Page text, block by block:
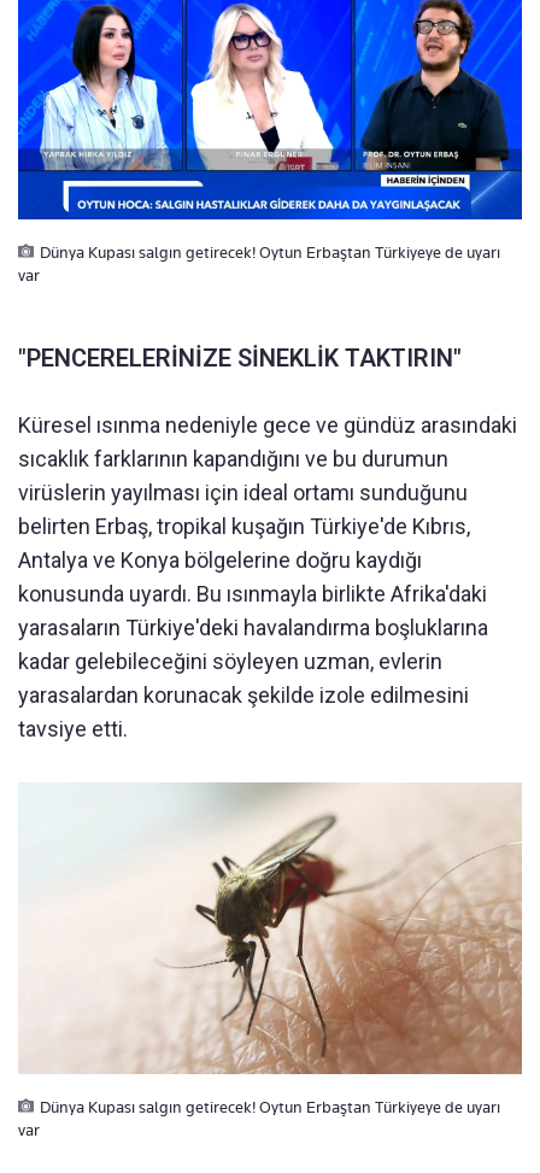
Dünya Kupası salgın getirecek! Oytun Erbaştan Türkiyeye de uyarı
var
"PENCERELERİNİZE SİNEKLİK TAKTIRIN"
Küresel ısınma nedeniyle gece ve gündüz arasındaki
sıcaklık farklarının kapandığını ve bu durumun
virüslerin yayılması için ideal ortamı sunduğunu
belirten Erbaş, tropikal kuşağın Türkiye'de Kıbrıs,
Antalya ve Konya bölgelerine doğru kaydığı
konusunda uyardı. Bu ısınmayla birlikte Afrika'daki
yarasaların Türkiye'deki havalandırma boşluklarına
kadar gelebileceğini söyleyen uzman, evlerin
yarasalardan korunacak şekilde izole edilmesini
tavsiye etti.
Dünya Kupası salgın getirecek! Oytun Erbaştan Türkiyeye de uyarı
var